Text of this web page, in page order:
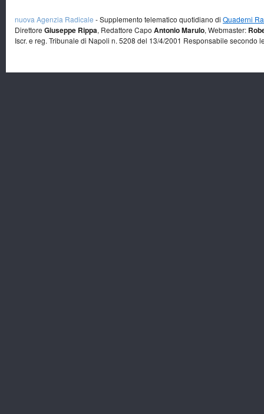
nuova Agenzia Radicale - Supplemento telematico quotidiano di Quaderni
Direttore Giuseppe Rippa, Redattore Capo Antonio Marulo, Webmaster:
Iscr. e reg. Tribunale di Napoli n. 5208 del 13/4/2001 Responsabile secondo